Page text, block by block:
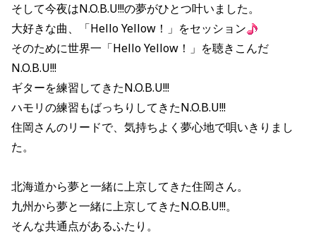
そして今夜はN.O.B.U!!!の夢がひとつ叶いました。
大好きな曲、「Hello Yellow！」をセッション
そのために世界一「Hello Yellow！」を聴きこんだ
N.O.B.U!!!
ギターを練習してきたN.O.B.U!!!
ハモリの練習もばっちりしてきたN.O.B.U!!!
住岡さんのリードで、気持ちよく夢心地で唄いきりまし
た。
北海道から夢と一緒に上京してきた住岡さん。
九州から夢と一緒に上京してきたN.O.B.U!!!。
そんな共通点があるふたり。